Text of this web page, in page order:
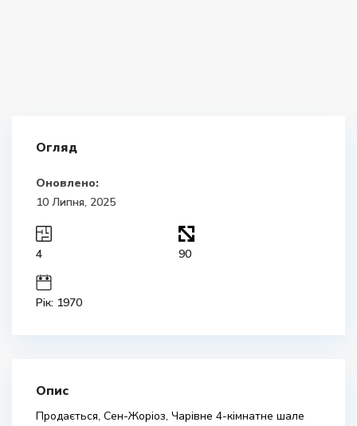
Огляд
Оновлено:
10 Липня, 2025
4 90
Рік: 1970
Опис
Продається, Сен-Жоріоз, Чарівне 4-кімнатне шале